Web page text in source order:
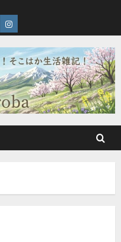
Instagram